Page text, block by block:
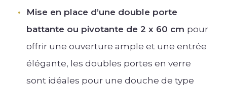
Mise en place d’une double porte
battante ou pivotante de 2 x 60 cm pour
offrir une ouverture ample et une entrée
élégante, les doubles portes en verre
sont idéales pour une douche de type